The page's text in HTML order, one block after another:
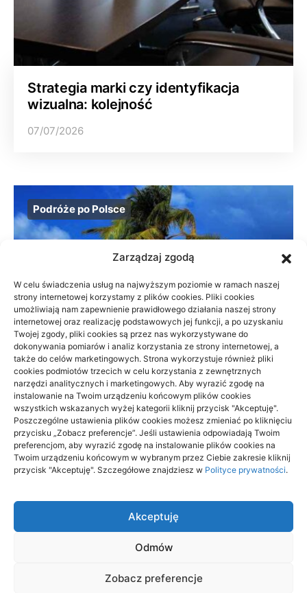
Zarządzaj zgodą
W celu świadczenia usług na najwyższym poziomie w ramach naszej
strony internetowej korzystamy z plików cookies. Pliki cookies
umożliwiają nam zapewnienie prawidłowego działania naszej strony
internetowej oraz realizację podstawowych jej funkcji, a po uzyskaniu
Twojej zgody, pliki cookies są przez nas wykorzystywane do
dokonywania pomiarów i analiz korzystania ze strony internetowej, a
także do celów marketingowych. Strona wykorzystuje również pliki
cookies podmiotów trzecich w celu korzystania z zewnętrznych
narzędzi analitycznych i marketingowych. Aby wyrazić zgodę na
instalowanie na Twoim urządzeniu końcowym plików cookies
wszystkich wskazanych wyżej kategorii kliknij przycisk "Akceptuję".
Poszczególne ustawienia plików cookies możesz zmieniać po kliknięciu
przycisku „Zobacz preferencje”. Jeśli ustawienia odpowiadają Twoim
preferencjom, aby wyrazić zgodę na instalowanie plików cookies na
Twoim urządzeniu końcowym w wybranym przez Ciebie zakresie kliknij
przycisk "Akceptuję". Szczegółowe znajdziesz w Polityce prywatności.
Akceptuję
Odmów
Zobacz preferencje
Strategia marki czy identyfikacja
wizualna: kolejność
07/07/2026
Podróże po Polsce
Beskid Śląski: widokowe szlaki na 1
dzień — wybór trasy
18/06/2026
aitrendy.pl
Wszelkie prawa zastrzeżone